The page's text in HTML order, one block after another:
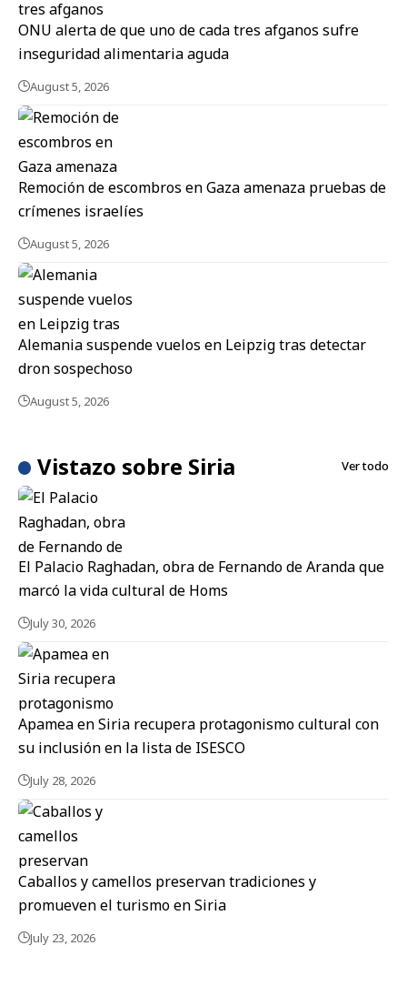
ONU alerta de que uno de cada tres afganos sufre
inseguridad alimentaria aguda
August 5, 2026
Remoción de escombros en Gaza amenaza pruebas de
crímenes israelíes
August 5, 2026
Alemania suspende vuelos en Leipzig tras detectar
dron sospechoso
August 5, 2026
Vistazo sobre Siria Ver todo
El Palacio Raghadan, obra de Fernando de Aranda que
marcó la vida cultural de Homs
July 30, 2026
Apamea en Siria recupera protagonismo cultural con
su inclusión en la lista de ISESCO
July 28, 2026
Caballos y camellos preservan tradiciones y
promueven el turismo en Siria
July 23, 2026